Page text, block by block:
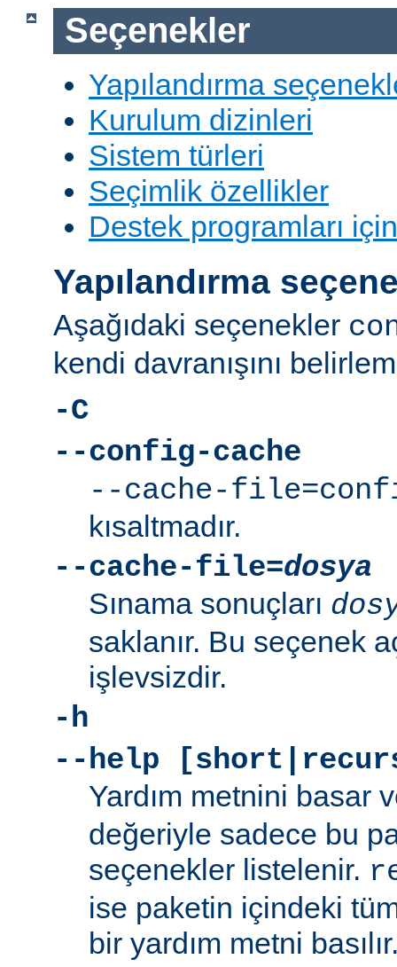
Seçenekler
Yapılandırma
Kurulum dizinleri
Sistem türleri
Seçimlik özellikler
Destek programları
Yapılandırma
Aşağıdaki seçenekler
kendi davranışını
-C
--config-cache
--cache-
kısaltmadır.
--cache-file=dosya
Sınama sonuçları
saklanır. Bu seçenek
işlevsizdir.
-h
--help
Yardım metnini basar
değeriyle sadece bu
seçenekler listelenir.
ise paketin içindeki
bir yardım metni